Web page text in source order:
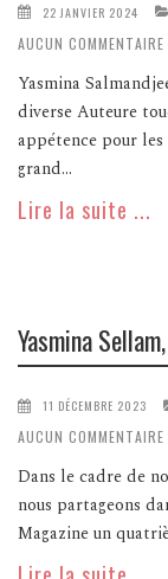
22 JANVIER 2024
AUCUN COMMENTAIRE
Yasmina
diverse Auteure
appétence pour
grand...
Lire la suite ...
Yasmina
11 DÉCEMBRE 2023
AUCUN COMMENTAIRE
Dans le cadre de
nous partageons
Magazine un